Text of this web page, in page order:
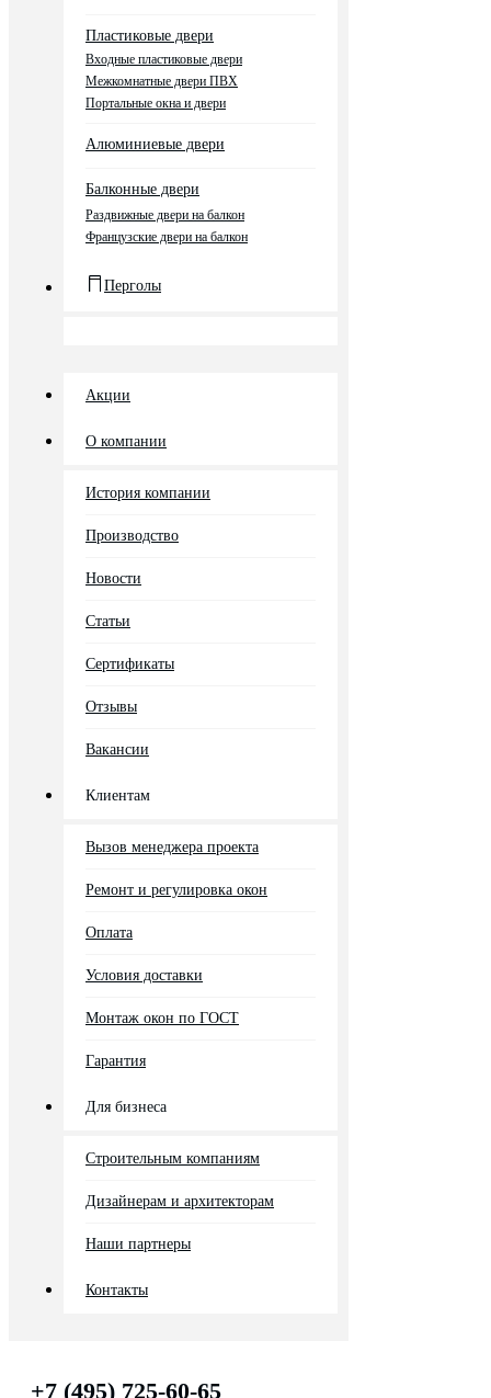
Пластиковые двери
Входные пластиковые двери
Межкомнатные двери ПВХ
Портальные окна и двери
Алюминиевые двери
Балконные двери
Раздвижные двери на балкон
Французские двери на балкон
Перголы
Акции
О компании
История компании
Производство
Новости
Статьи
Сертификаты
Отзывы
Вакансии
Клиентам
Вызов менеджера проекта
Ремонт и регулировка окон
Оплата
Условия доставки
Монтаж окон по ГОСТ
Гарантия
Для бизнеса
Строительным компаниям
Дизайнерам и архитекторам
Наши партнеры
Контакты
+7 (495) 725-60-65